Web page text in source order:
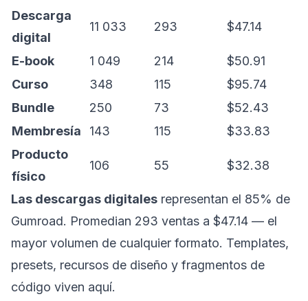
Descarga
digital
11 033 293 $47.14
E-book 1 049 214
$50.91
Curso
348 115
$95.74
Bundle
250 73
$52.43
Membresía
143 115
$33.83
Producto
físico
106 55 $32.38
Las descargas digitales representan el 85% de
Gumroad. Promedian 293 ventas a $47.14 — el
mayor volumen de cualquier formato. Templates,
presets, recursos de diseño y fragmentos de
código viven aquí.